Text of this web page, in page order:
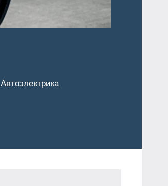
Автоэлектрика